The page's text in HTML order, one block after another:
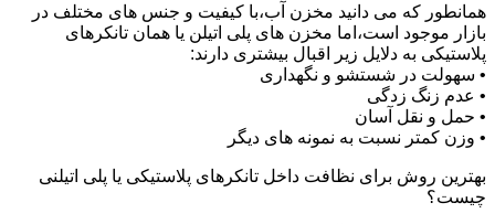
همانطور که می دانید مخزن آب،با کیفیت و جنس های مختلف در
بازار موجود است،اما مخزن های پلی اتیلن یا همان تانکرهای
پلاستیکی به دلایل زیر اقبال بیشتری دارند:
• سهولت در شستشو و نگهداری
• عدم زنگ زدگی
• حمل و نقل آسان
• وزن کمتر نسبت به نمونه های دیگر
بهترین روش برای نظافت داخل تانکرهای پلاستیکی یا پلی اتیلنی
چیست؟